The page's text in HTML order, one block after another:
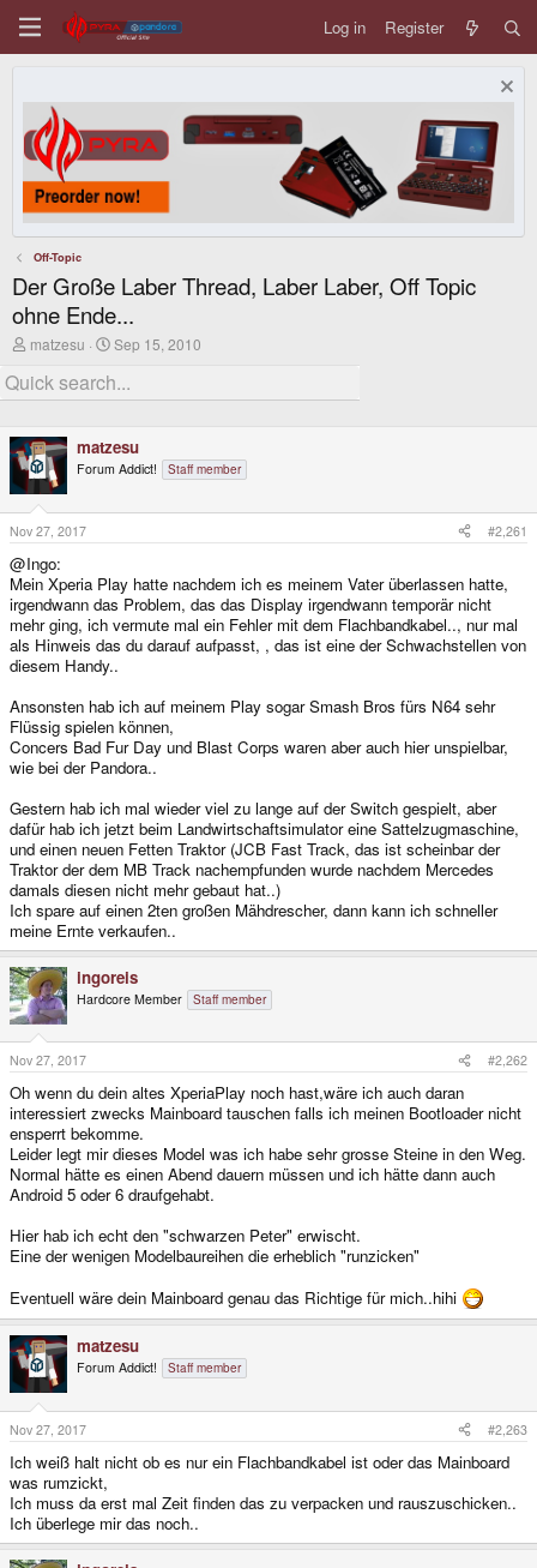
Log in Register
Off-Topic
Der Große Laber Thread, Laber Laber, Off Topic
ohne Ende...
T
r
e
d
s
t
e
r
matzesu
S
a
r
a
t
Sep 15, 2010
matzesu
Forum Addict! Staff member
Nov 27, 2017 #2,261
@Ingo:
Mein Xperia Play hatte nachdem ich es meinem Vater überlassen hatte,
irgendwann das Problem, das das Display irgendwann temporär nicht
mehr ging, ich vermute mal ein Fehler mit dem Flachbandkabel.., nur mal
als Hinweis das du darauf aufpasst, , das ist eine der Schwachstellen von
diesem Handy..
Ansonsten hab ich auf meinem Play sogar Smash Bros fürs N64 sehr
Flüssig spielen können,
Concers Bad Fur Day und Blast Corps waren aber auch hier unspielbar,
wie bei der Pandora..
Gestern hab ich mal wieder viel zu lange auf der Switch gespielt, aber
dafür hab ich jetzt beim Landwirtschaftsimulator eine Sattelzugmaschine,
und einen neuen Fetten Traktor (JCB Fast Track, das ist scheinbar der
Traktor der dem MB Track nachempfunden wurde nachdem Mercedes
damals diesen nicht mehr gebaut hat..)
Ich spare auf einen 2ten großen Mähdrescher, dann kann ich schneller
meine Ernte verkaufen..
ingoreis
Hardcore Member Staff member
Nov 27, 2017 #2,262
Oh wenn du dein altes XperiaPlay noch hast,wäre ich auch daran
interessiert zwecks Mainboard tauschen falls ich meinen Bootloader nicht
ensperrt bekomme.
Leider legt mir dieses Model was ich habe sehr grosse Steine in den Weg.
Normal hätte es einen Abend dauern müssen und ich hätte dann auch
Android 5 oder 6 draufgehabt.
Hier hab ich echt den "schwarzen Peter" erwischt.
Eine der wenigen Modelbaureihen die erheblich "runzicken"
Eventuell wäre dein Mainboard genau das Richtige für mich..hihi
matzesu
Forum Addict! Staff member
Nov 27, 2017 #2,263
Ich weiß halt nicht ob es nur ein Flachbandkabel ist oder das Mainboard
was rumzickt,
Ich muss da erst mal Zeit finden das zu verpacken und rauszuschicken..
Ich überlege mir das noch..